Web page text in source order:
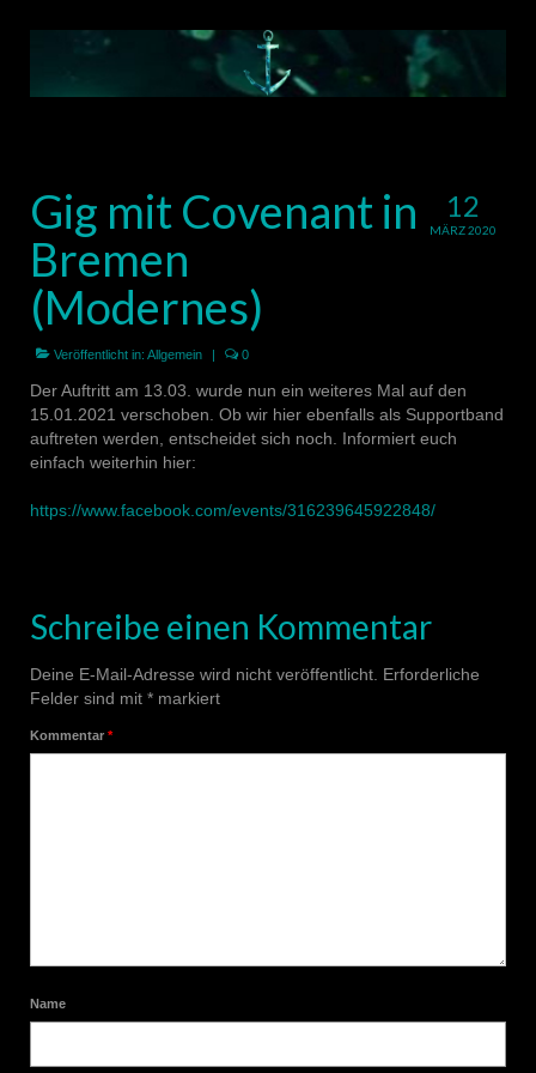
12
MÄRZ 2020
Gig mit Covenant in
Bremen
(Modernes)
Veröffentlicht in: Allgemein | 0
Der Auftritt am 13.03. wurde nun ein weiteres Mal auf den
15.01.2021 verschoben. Ob wir hier ebenfalls als Supportband
auftreten werden, entscheidet sich noch. Informiert euch
einfach weiterhin hier:
https://www.facebook.com/events/316239645922848/
Schreibe einen Kommentar
Deine E-Mail-Adresse wird nicht veröffentlicht. Erforderliche
Felder sind mit * markiert
Kommentar *
Name